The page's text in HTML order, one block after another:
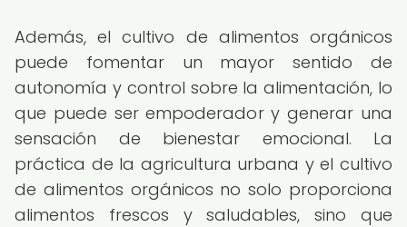
Además, el cultivo de alimentos orgánicos
puede fomentar un mayor sentido de
autonomía y control sobre la alimentación, lo
que puede ser empoderador y generar una
sensación de bienestar emocional. La
práctica de la agricultura urbana y el cultivo
de alimentos orgánicos no solo proporciona
alimentos frescos y saludables, sino que